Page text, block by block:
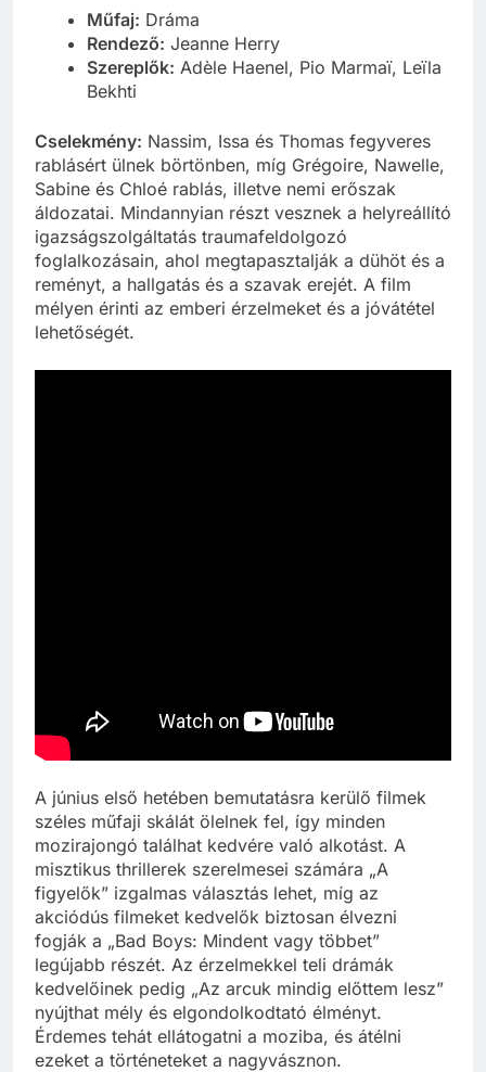
Műfaj: Dráma
Rendező: Jeanne Herry
Szereplők: Adèle Haenel, Pio Marmaï, Leïla
Bekhti
Cselekmény: Nassim, Issa és Thomas fegyveres
rablásért ülnek börtönben, míg Grégoire, Nawelle,
Sabine és Chloé rablás, illetve nemi erőszak
áldozatai. Mindannyian részt vesznek a helyreállító
igazságszolgáltatás traumafeldolgozó
foglalkozásain, ahol megtapasztalják a dühöt és a
reményt, a hallgatás és a szavak erejét. A film
mélyen érinti az emberi érzelmeket és a jóvátétel
lehetőségét.
A június első hetében bemutatásra kerülő filmek
széles műfaji skálát ölelnek fel, így minden
mozirajongó találhat kedvére való alkotást. A
misztikus thrillerek szerelmesei számára „A
figyelők” izgalmas választás lehet, míg az
akciódús filmeket kedvelők biztosan élvezni
fogják a „Bad Boys: Mindent vagy többet”
legújabb részét. Az érzelmekkel teli drámák
kedvelőinek pedig „Az arcuk mindig előttem lesz”
nyújthat mély és elgondolkodtató élményt.
Érdemes tehát ellátogatni a moziba, és átélni
ezeket a történeteket a nagyvásznon.